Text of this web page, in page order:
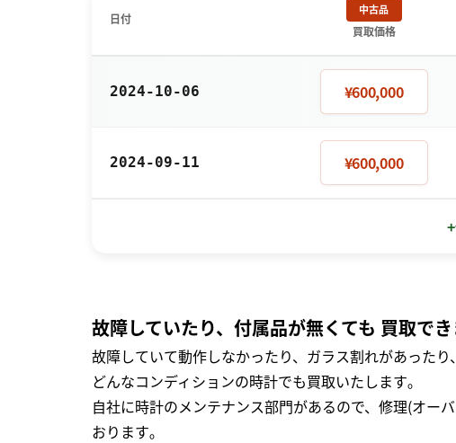
日付
中古品
買取価格
2024-10-06 ¥600,000
2024-09-11 ¥600,000
+
故障していたり、付属品が無くても 買取でき
故障していて動作しなかったり、ガラス割れがあったり
どんなコンディションの時計でも買取いたします｡
自社に時計のメンテナンス部門があるので、修理(オー
おります｡